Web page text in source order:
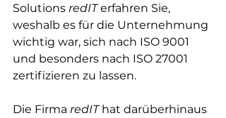
Solutions redIT erfahren Sie,
weshalb es für die Unternehmung
wichtig war, sich nach ISO 9001
und besonders nach ISO 27001
zertifizieren zu lassen.
Die Firma redIT hat darüberhinaus